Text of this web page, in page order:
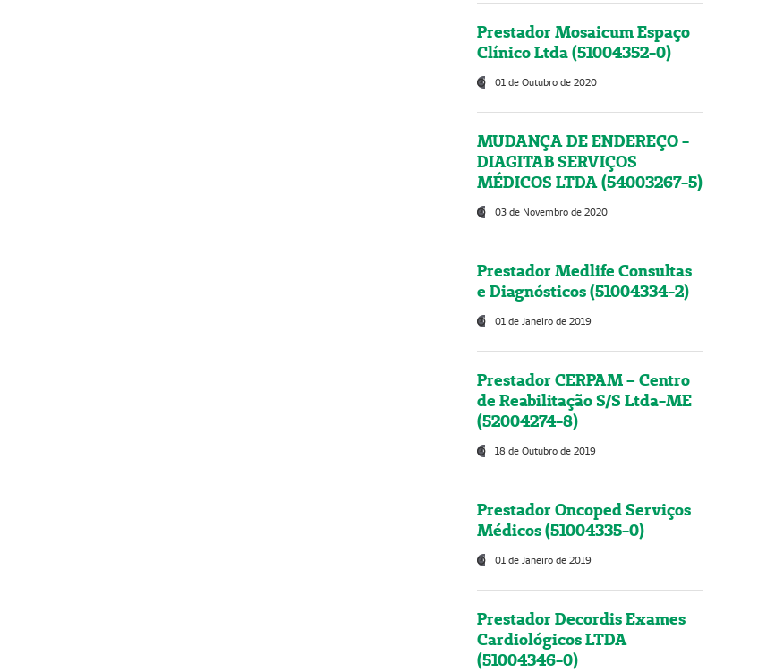
Prestador Mosaicum Espaço
Clínico Ltda (51004352-0)
01 de Outubro de 2020
MUDANÇA DE ENDEREÇO -
DIAGITAB SERVIÇOS
MÉDICOS LTDA (54003267-5)
03 de Novembro de 2020
Prestador Medlife Consultas
e Diagnósticos (51004334-2)
01 de Janeiro de 2019
Prestador CERPAM – Centro
de Reabilitação S/S Ltda-ME
(52004274-8)
18 de Outubro de 2019
Prestador Oncoped Serviços
Médicos (51004335-0)
01 de Janeiro de 2019
Prestador Decordis Exames
Cardiológicos LTDA
(51004346-0)